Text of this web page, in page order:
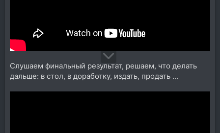
Слушаем финальный результат, решаем, что делать
дальше: в стол, в доработку, издать, продать ...